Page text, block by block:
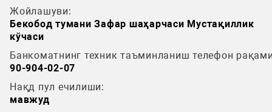
Жойлашуви:
Бекобод тумани Зафар шаҳарчаси Мустақиллик
кўчаси
Банкоматнинг техник таъминланиш телефон
90-904-02-07
Нақд пул ечилиши:
мавжуд